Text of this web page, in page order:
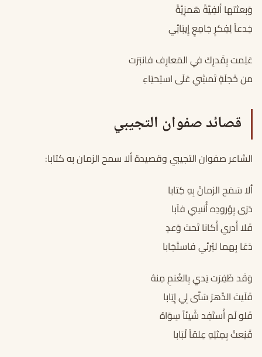
وَبعثتها ألفِيَّةً هَمزِيَّةً
خِدعاً لِفِكرٍ جَامِعٍ إِيبَائِي
عَلِمت بِقَدرِكَ في المَعارِف فانبَرَت
من خَجلَةٍ تَمشِي عَلَى استِحيَاءِ
قصائد صفوان التجيبي
الشاعر صفوان التجيبي وقصيدة ألا سمح الزمان به كتابا:
ألا سَمَح الزمانُ بِهِ كِتابا
دَرَى بِوُرودِه أُنسِي فآبا
فَلا أَدري أَكانا تَحتَ وَعدٍ
دَعَا بِهما لبُرئي فاستَجَابا
وَقَد ظَفِرَت يَدي بِالغُنمِ مِنهُ
فَلَيتَ الدَّهرَ سَنَّى لِي إِيَابا
فَلو لَم أَستَفِد شَيئاً سِوَاهُ
قَنِعتُ بِمِثلِهِ عِلقاً لُبَابا